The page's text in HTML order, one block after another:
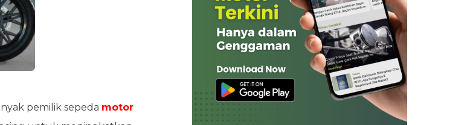
pemilik sepeda motor